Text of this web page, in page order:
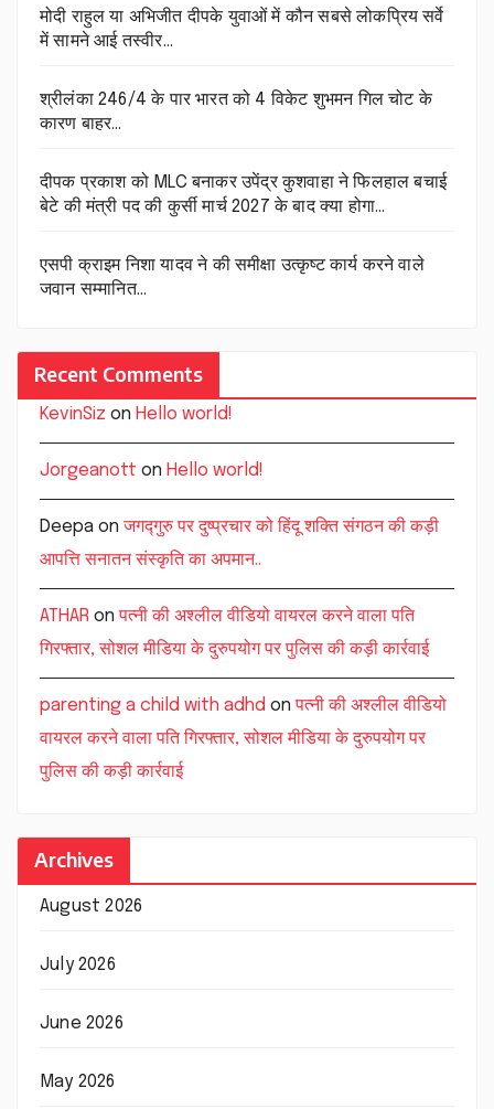
मोदी राहुल या अभिजीत दीपके युवाओं में कौन सबसे लोकप्रिय सर्वे
में सामने आई तस्वीर…
श्रीलंका 246/4 के पार भारत को 4 विकेट शुभमन गिल चोट के
कारण बाहर…
दीपक प्रकाश को MLC बनाकर उपेंद्र कुशवाहा ने फिलहाल बचाई
बेटे की मंत्री पद की कुर्सी मार्च 2027 के बाद क्या होगा…
एसपी क्राइम निशा यादव ने की समीक्षा उत्कृष्ट कार्य करने वाले
जवान सम्मानित…
Recent Comments
KevinSiz on Hello world!
Jorgeanott on Hello world!
Deepa onजगद्गुरु पर दुष्प्रचार को हिंदू शक्ति संगठन की कड़ी
आपत्ति सनातन संस्कृति का अपमान..
ATHAR onपत्नी की अश्लील वीडियो वायरल करने वाला पति
गिरफ्तार, सोशल मीडिया के दुरुपयोग पर पुलिस की कड़ी कार्रवाई
parenting a child with adhd onपत्नी की अश्लील वीडियो
वायरल करने वाला पति गिरफ्तार, सोशल मीडिया के दुरुपयोग पर
पुलिस की कड़ी कार्रवाई
Archives
August 2026
July 2026
June 2026
May 2026